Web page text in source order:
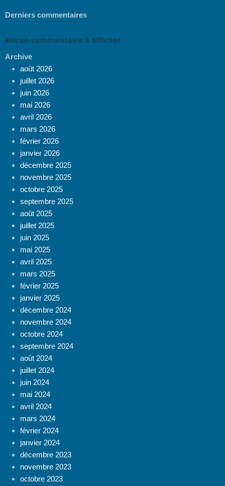
Derniers commentaires
Aucun commentaire à afficher.
Archive
août 2026
juillet 2026
juin 2026
mai 2026
avril 2026
mars 2026
février 2026
janvier 2026
décembre 2025
novembre 2025
octobre 2025
septembre 2025
août 2025
juillet 2025
juin 2025
mai 2025
avril 2025
mars 2025
février 2025
janvier 2025
décembre 2024
novembre 2024
octobre 2024
septembre 2024
août 2024
juillet 2024
juin 2024
mai 2024
avril 2024
mars 2024
février 2024
janvier 2024
décembre 2023
novembre 2023
octobre 2023